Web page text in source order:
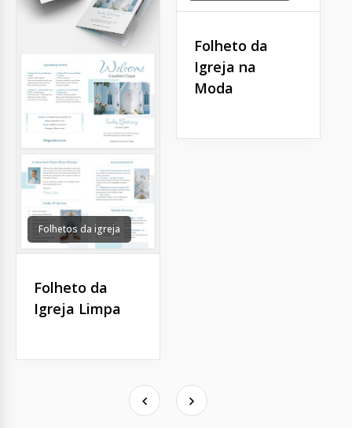
Folhetos da igreja
Folheto da
Igreja Limpa
Folheto da
Igreja na
Moda